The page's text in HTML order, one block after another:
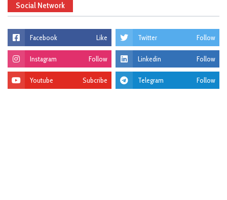
Social Network
Facebook Like Twitter Follow
Instagram Follow Linkedin Follow
Youtube Subcribe Telegram Follow